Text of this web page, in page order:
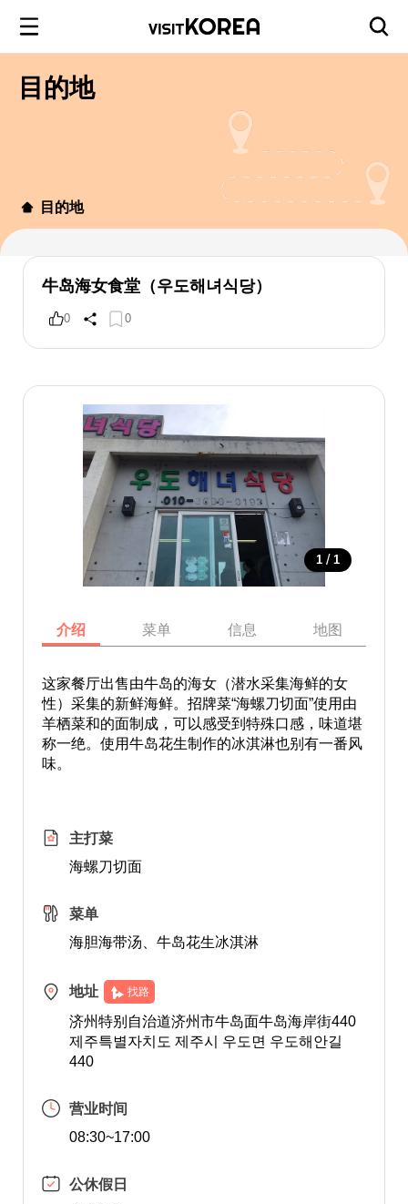
目的地
目的地
牛岛海女食堂（우도해녀식당）
0 0
1 / 1
介绍 菜单 信息 地图
这家餐厅出售由牛岛的海女（潜水采集海鲜的女
性）采集的新鲜海鲜。招牌菜“海螺刀切面”使用由
羊栖菜和的面制成，可以感受到特殊口感，味道堪
称一绝。使用牛岛花生制作的冰淇淋也别有一番风
味。
主打菜
海螺刀切面
菜单
海胆海带汤、牛岛花生冰淇淋
地址 找路
济州特别自治道济州市牛岛面牛岛海岸街440
제주특별자치도 제주시 우도면 우도해안길
440
营业时间
08:30~17:00
公休假日